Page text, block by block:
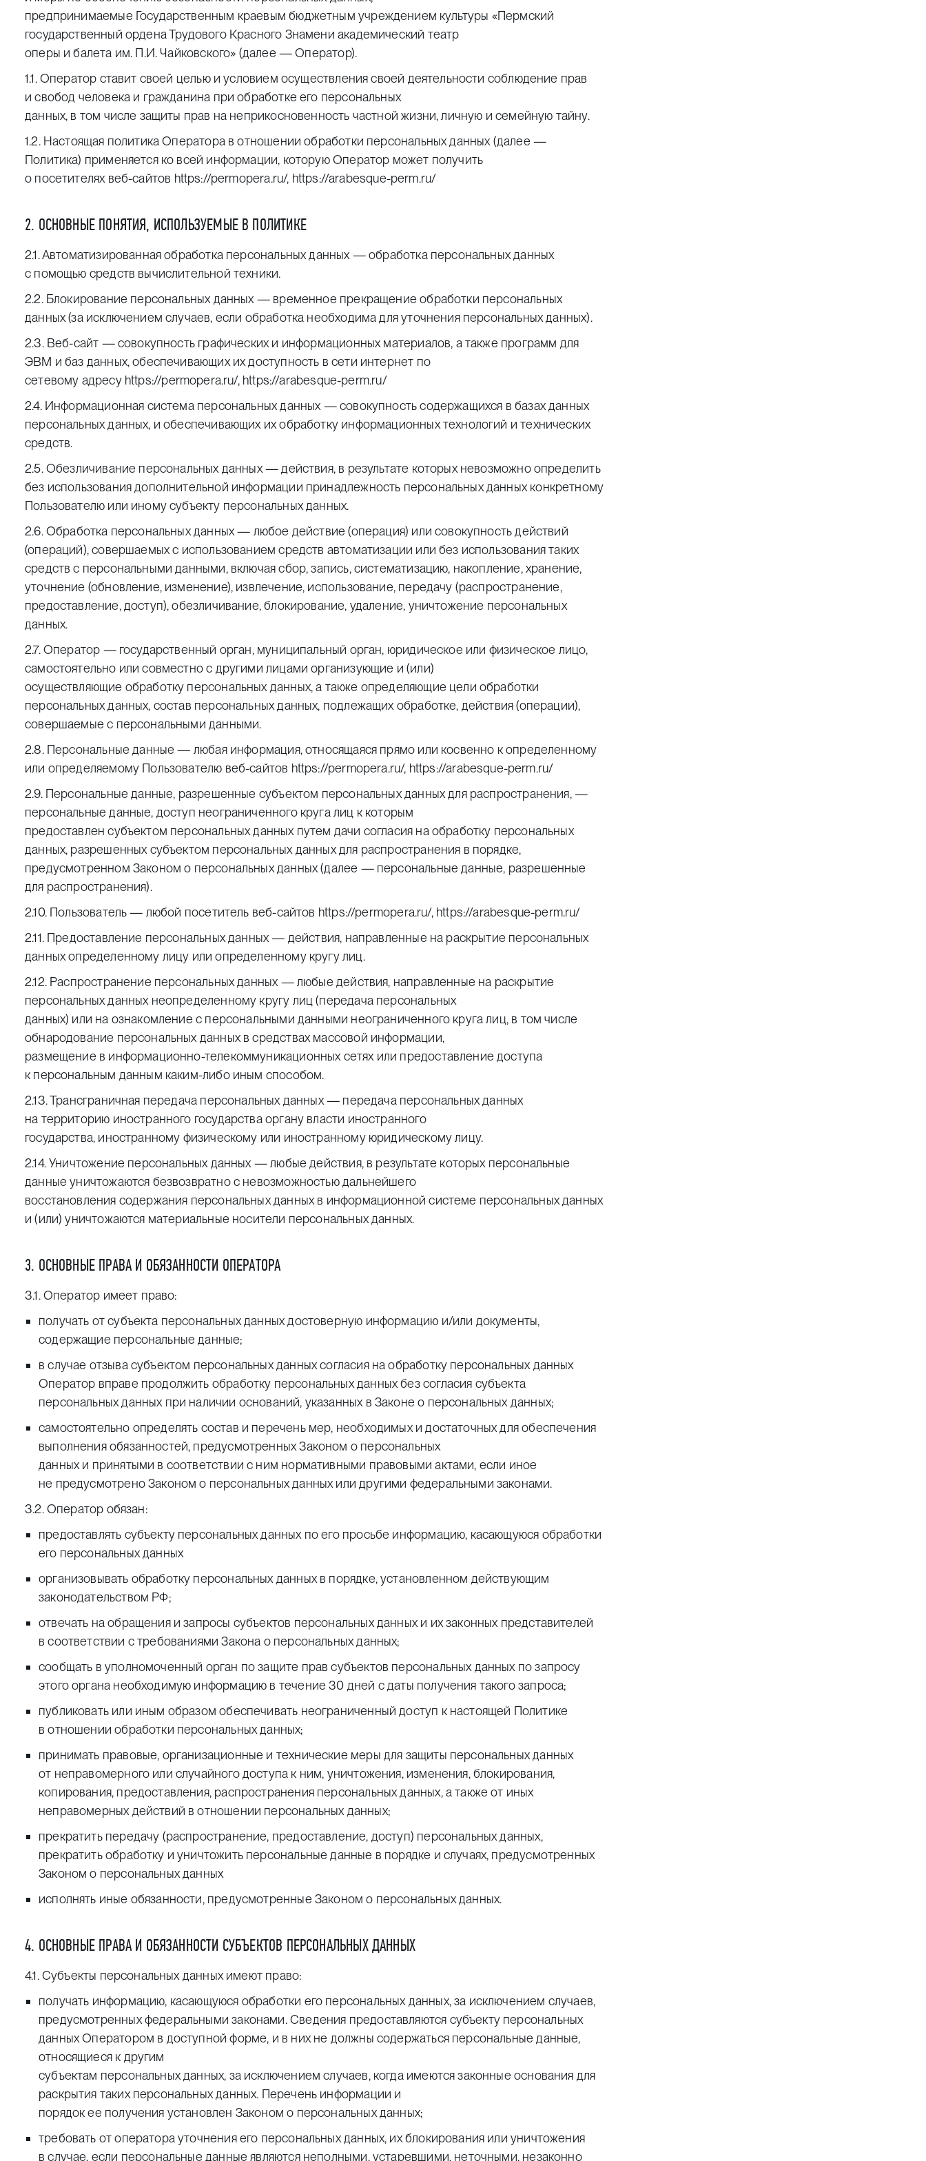
предпринимаемые Государственным краевым бюджетным учреждением культуры «Пермский
государственный ордена Трудового Красного Знамени академический театр
оперы и балета им. П.И. Чайковского» (далее — Оператор).
1.1. Оператор ставит своей целью и условием осуществления своей деятельности соблюдение прав
и свобод человека и гражданина при обработке его персональных
данных, в том числе защиты прав на неприкосновенность частной жизни, личную и семейную тайну.
1.2. Настоящая политика Оператора в отношении обработки персональных данных (далее —
Политика) применяется ко всей информации, которую Оператор может получить
о посетителях веб-сайтов https://permopera.ru/, https://arabesque-perm.ru/
2. ОСНОВНЫЕ ПОНЯТИЯ, ИСПОЛЬЗУЕМЫЕ В ПОЛИТИКЕ
2.1. Автоматизированная обработка персональных данных — обработка персональных данных
с помощью средств вычислительной техники.
2.2. Блокирование персональных данных — временное прекращение обработки персональных
данных (за исключением случаев, если обработка необходима для уточнения персональных данных).
2.3. Веб-сайт — совокупность графических и информационных материалов, а также программ для
ЭВМ и баз данных, обеспечивающих их доступность в сети интернет по
сетевому адресу https://permopera.ru/, https://arabesque-perm.ru/
2.4. Информационная система персональных данных — совокупность содержащихся в базах данных
персональных данных, и обеспечивающих их обработку информационных технологий и технических
средств.
2.5. Обезличивание персональных данных — действия, в результате которых невозможно определить
без использования дополнительной информации принадлежность персональных данных конкретному
Пользователю или иному субъекту персональных данных.
2.6. Обработка персональных данных — любое действие (операция) или совокупность действий
(операций), совершаемых с использованием средств автоматизации или без использования таких
средств с персональными данными, включая сбор, запись, систематизацию, накопление, хранение,
уточнение (обновление, изменение), извлечение, использование, передачу (распространение,
предоставление, доступ), обезличивание, блокирование, удаление, уничтожение персональных
данных.
2.7. Оператор — государственный орган, муниципальный орган, юридическое или физическое лицо,
самостоятельно или совместно с другими лицами организующие и (или)
осуществляющие обработку персональных данных, а также определяющие цели обработки
персональных данных, состав персональных данных, подлежащих обработке, действия (операции),
совершаемые с персональными данными.
2.8. Персональные данные — любая информация, относящаяся прямо или косвенно к определенному
или определяемому Пользователю веб-сайтов https://permopera.ru/, https://arabesque-perm.ru/
2.9. Персональные данные, разрешенные субъектом персональных данных для распространения, —
персональные данные, доступ неограниченного круга лиц к которым
предоставлен субъектом персональных данных путем дачи согласия на обработку персональных
данных, разрешенных субъектом персональных данных для распространения в порядке,
предусмотренном Законом о персональных данных (далее — персональные данные, разрешенные
для распространения).
2.10. Пользователь — любой посетитель веб-сайтов https://permopera.ru/, https://arabesque-perm.ru/
2.11. Предоставление персональных данных — действия, направленные на раскрытие персональных
данных определенному лицу или определенному кругу лиц.
2.12. Распространение персональных данных — любые действия, направленные на раскрытие
персональных данных неопределенному кругу лиц (передача персональных
данных) или на ознакомление с персональными данными неограниченного круга лиц, в том числе
обнародование персональных данных в средствах массовой информации,
размещение в информационно-телекоммуникационных сетях или предоставление доступа
к персональным данным каким-либо иным способом.
2.13. Трансграничная передача персональных данных — передача персональных данных
на территорию иностранного государства органу власти иностранного
государства, иностранному физическому или иностранному юридическому лицу.
2.14. Уничтожение персональных данных — любые действия, в результате которых персональные
данные уничтожаются безвозвратно с невозможностью дальнейшего
восстановления содержания персональных данных в информационной системе персональных данных
и (или) уничтожаются материальные носители персональных данных.
3. ОСНОВНЫЕ ПРАВА И ОБЯЗАННОСТИ ОПЕРАТОРА
3.1. Оператор имеет право:
получать от субъекта персональных данных достоверную информацию и/или документы,
содержащие персональные данные;
в случае отзыва субъектом персональных данных согласия на обработку персональных данных
Оператор вправе продолжить обработку персональных данных без согласия субъекта
персональных данных при наличии оснований, указанных в Законе о персональных данных;
самостоятельно определять состав и перечень мер, необходимых и достаточных для обеспечения
выполнения обязанностей, предусмотренных Законом о персональных
данных и принятыми в соответствии с ним нормативными правовыми актами, если иное
не предусмотрено Законом о персональных данных или другими федеральными законами.
3.2. Оператор обязан:
предоставлять субъекту персональных данных по его просьбе информацию, касающуюся обработки
его персональных данных
организовывать обработку персональных данных в порядке, установленном действующим
законодательством РФ;
отвечать на обращения и запросы субъектов персональных данных и их законных представителей
в соответствии с требованиями Закона о персональных данных;
сообщать в уполномоченный орган по защите прав субъектов персональных данных по запросу
этого органа необходимую информацию в течение 30 дней с даты получения такого запроса;
публиковать или иным образом обеспечивать неограниченный доступ к настоящей Политике
в отношении обработки персональных данных;
принимать правовые, организационные и технические меры для защиты персональных данных
от неправомерного или случайного доступа к ним, уничтожения, изменения, блокирования,
копирования, предоставления, распространения персональных данных, а также от иных
неправомерных действий в отношении персональных данных;
прекратить передачу (распространение, предоставление, доступ) персональных данных,
прекратить обработку и уничтожить персональные данные в порядке и случаях, предусмотренных
Законом о персональных данных
исполнять иные обязанности, предусмотренные Законом о персональных данных.
4. ОСНОВНЫЕ ПРАВА И ОБЯЗАННОСТИ СУБЪЕКТОВ ПЕРСОНАЛЬНЫХ ДАННЫХ
4.1. Субъекты персональных данных имеют право:
получать информацию, касающуюся обработки его персональных данных, за исключением случаев,
предусмотренных федеральными законами. Сведения предоставляются субъекту персональных
данных Оператором в доступной форме, и в них не должны содержаться персональные данные,
относящиеся к другим
субъектам персональных данных, за исключением случаев, когда имеются законные основания для
раскрытия таких персональных данных. Перечень информации и
порядок ее получения установлен Законом о персональных данных;
требовать от оператора уточнения его персональных данных, их блокирования или уничтожения
в случае, если персональные данные являются неполными, устаревшими, неточными, незаконно